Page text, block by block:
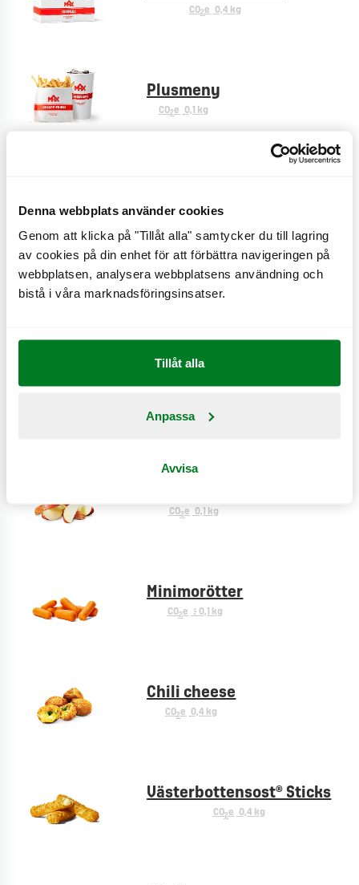
Denna webbplats använder cookies
Genom att klicka på "Tillåt alla" samtycker du till lagring
av cookies på din enhet för att förbättra navigeringen på
webbplatsen, analysera webbplatsens användning och
bistå i våra marknadsföringsinsatser.
Tillåt alla
Anpassa
Avvisa
CO2e 0,4 kg
Plusmeny
CO2e 0,1 kg
CO 2e 0,9 kg
Creole fries
2 0,2 kg
CO2e 0,1 kg
Minimorötter
CO2e < 0,1 kg
Chili cheese
CO2e 0,4 kg
Västerbottensost® Sticks
CO2e 0,4 kg